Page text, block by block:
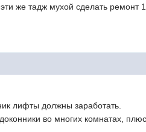
же тадж мухой сделать ремонт
лифты должны заработать.
во многих комнатах,